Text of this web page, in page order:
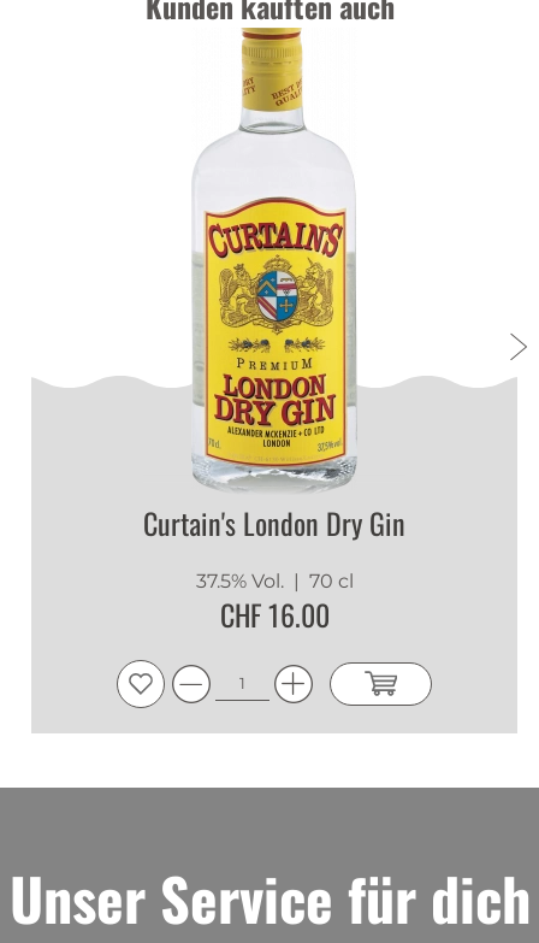
Curtain's London Dry Gin
37.5% Vol. | 70 cl
CHF 16.00
Unser Service für dich